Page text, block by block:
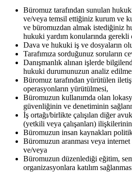
Büromuz tarafından sunulan
ve/veya temsil ettiğiniz kurum ve
ve büromuzdan almak istediğiniz
hukuki yardım konularında gerekli
Dava ve hukuki iş ve dosyaların
Tarafımıza sorduğunuz soruların
Danışmanlık alınan işlerde
hukuki durumunuzun analiz
Büromuz tarafından yürütülen
operasyonların yürütülmesi,
Büromuzun kullanımda olan
güvenliğinin ve denetiminin
İş ortağı/birlikte çalışılan diğer
(yetkili veya çalışanları)
Büromuzun insan kaynakları
Büromuzun aranması veya internet
ve/veya
Büromuzun düzenlediği eğitim,
organizasyonlara katılım